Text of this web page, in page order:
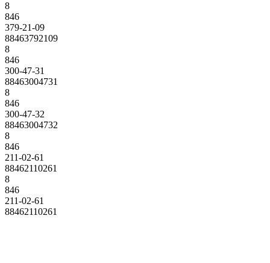
8
846
379-21-09
88463792109
8
846
300-47-31
88463004731
8
846
300-47-32
88463004732
8
846
211-02-61
88462110261
8
846
211-02-61
88462110261